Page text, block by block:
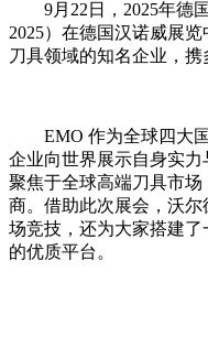
9月22日，2025年德
2025）在德国汉诺威展
刀具领域的知名企业，携
EMO 作为全球四大
企业向世界展示自身实
聚焦于全球高端刀具市
商。借助此次展会，沃
场竞技，还为大家搭建
的优质平台。